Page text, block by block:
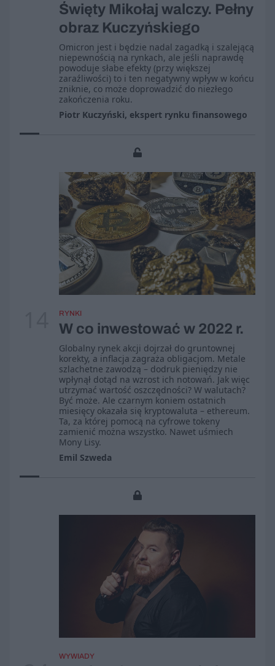
Święty Mikołaj walczy. Pełny
obraz Kuczyńskiego
Omicron jest i będzie nadal zagadką i szalejącą
niepewnością na rynkach, ale jeśli naprawdę
powoduje słabe efekty (przy większej
zaraźliwości) to i ten negatywny wpływ w końcu
zniknie, co może doprowadzić do niezłego
zakończenia roku.
Piotr Kuczyński, ekspert rynku finansowego
RYNKI
W co inwestować w 2022 r.
Globalny rynek akcji dojrzał do gruntownej
korekty, a inflacja zagraża obligacjom. Metale
szlachetne zawodzą – dodruk pieniędzy nie
wpłynął dotąd na wzrost ich notowań. Jak więc
utrzymać wartość oszczędności? W walutach?
Być może. Ale czarnym koniem ostatnich
miesięcy okazała się kryptowaluta – ethereum.
Ta, za której pomocą na cyfrowe tokeny
zamienić można wszystko. Nawet uśmiech
Mony Lisy.
Emil Szweda
WYWIADY